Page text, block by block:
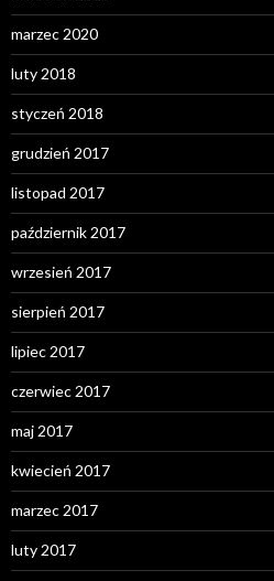
marzec 2020
luty 2018
styczeń 2018
grudzień 2017
listopad 2017
październik 2017
wrzesień 2017
sierpień 2017
lipiec 2017
czerwiec 2017
maj 2017
kwiecień 2017
marzec 2017
luty 2017